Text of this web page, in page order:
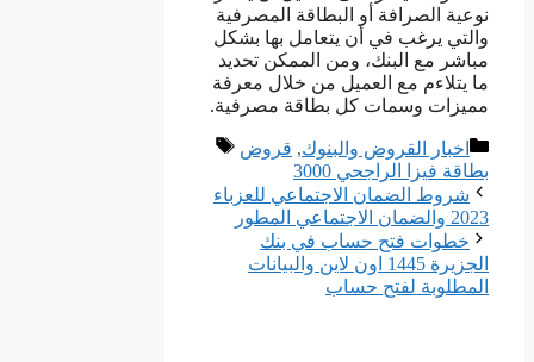
نوعية الصرافة أو البطاقة المصرفية
والتي يرغب في أن يتعامل بها بشكل
مباشر مع البنك، ومن الممكن تحديد
ما يتلاءم مع العميل من خلال معرفة
مميزات وسمات كل بطاقة مصرفية.
التصنيفات
اخبار القروض والبنوك, قروض
الوسوم
بطاقة فيزا الراجحي 3000
شروط الضمان الاجتماعي للعزباء
2023 والضمان الاجتماعي المطور
خطوات فتح حساب في بنك
الجزيرة 1445 اون لاين والبيانات
المطلوبة لفتح حساب